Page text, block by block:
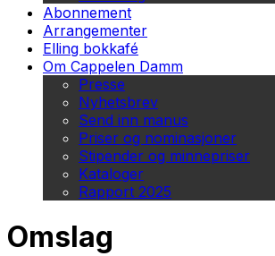
Abonnement
Arrangementer
Elling bokkafé
Om Cappelen Damm
Presse
Nyhetsbrev
Send inn manus
Priser og nominasjoner
Stipender og minnepriser
Kataloger
Rapport 2025
Omslag